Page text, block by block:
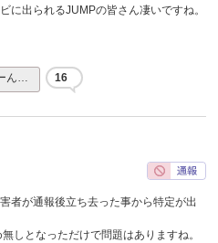
に出られるJUMPの皆さん凄いですね。
ん… 16
者が通報後立ち去った事から特定が出
しとなっただけで問題はありますね。